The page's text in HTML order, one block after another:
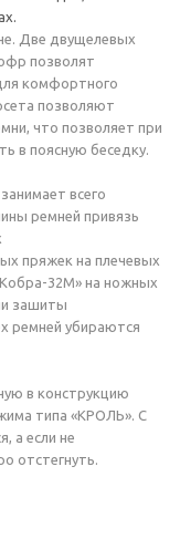
Две двущелевых
позволят
комфортного
позволяют
что позволяет при
в поясную беседку.
всего
ремней привязь
пряжек на плечевых
32М» на ножных
зашиты
ремней убираются
в конструкцию
типа «КРОЛЬ». С
а если не
отстегнуть.